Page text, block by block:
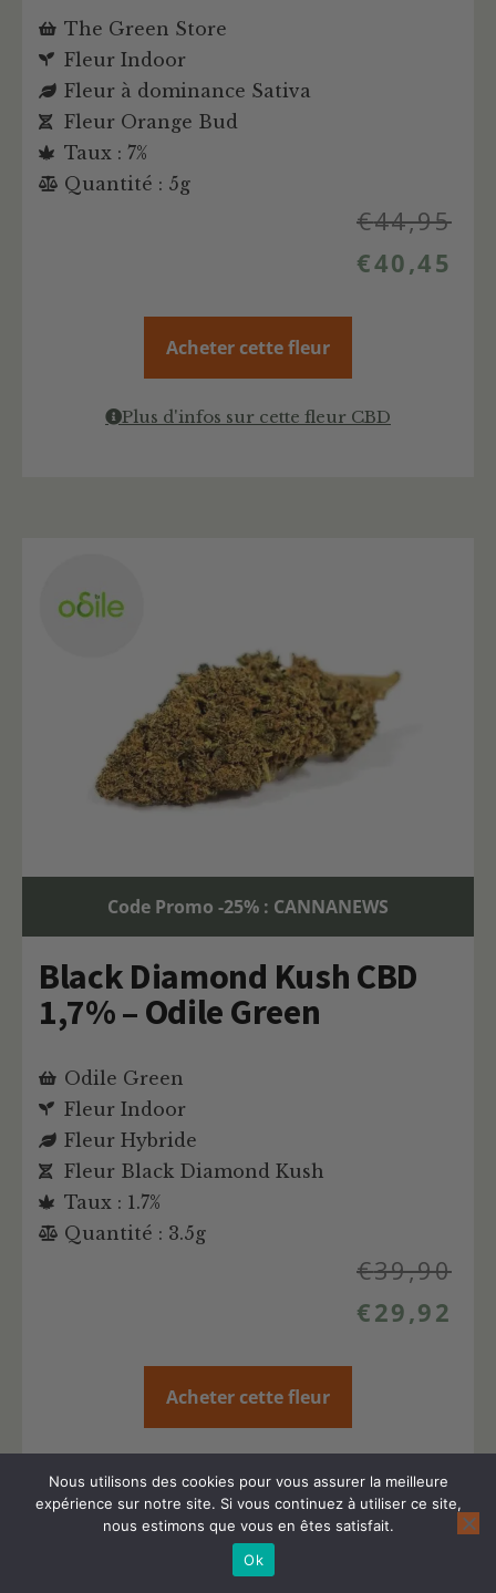
The Green Store
Fleur Indoor
Fleur à dominance Sativa
Fleur Orange Bud
Taux : 7%
Quantité : 5g
€44,95
€40,45
Acheter cette fleur
Plus d'infos sur cette fleur CBD
Code Promo -25% : CANNANEWS
Black Diamond Kush CBD
1,7% – Odile Green
Odile Green
Fleur Indoor
Fleur Hybride
Fleur Black Diamond Kush
Taux : 1.7%
Quantité : 3.5g
€39,90
€29,92
Acheter cette fleur
Nous utilisons des cookies pour vous assurer la meilleure
expérience sur notre site. Si vous continuez à utiliser ce site,
nous estimons que vous en êtes satisfait.
Ok